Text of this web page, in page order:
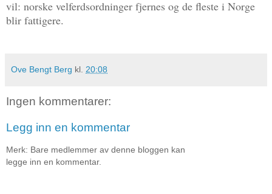
vil: norske velferdsordninger fjernes og de fleste i Norge
blir fattigere.
Ove Bengt Berg kl. 20:08
Ingen kommentarer:
Legg inn en kommentar
Merk: Bare medlemmer av denne bloggen kan
legge inn en kommentar.